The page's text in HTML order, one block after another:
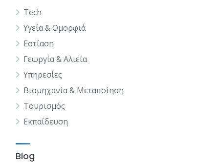
Tech
Υγεία & Ομορφιά
Εστίαση
Γεωργία & Αλιεία
Υπηρεσίες
Βιομηχανία & Μεταποίηση
Τουρισμός
Εκπαίδευση
Blog